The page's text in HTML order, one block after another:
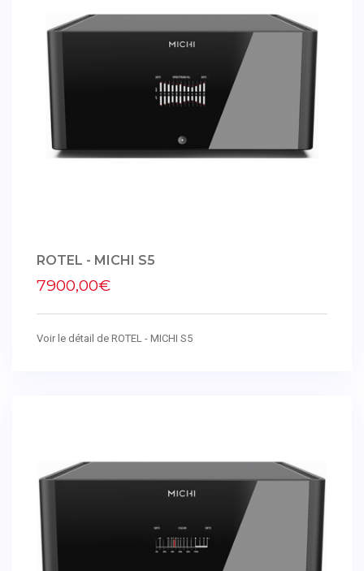
ROTEL - MICHI S5
7900,00€
Voir le détail de ROTEL - MICHI S5